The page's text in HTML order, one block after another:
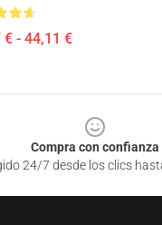
€ - 44,11 €
Compra con confianza
24/7 desde los clics